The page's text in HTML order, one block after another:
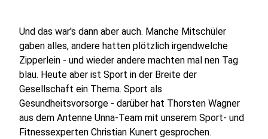
Und das war's dann aber auch. Manche Mitschüler
gaben alles, andere hatten plötzlich irgendwelche
Zipperlein - und wieder andere machten mal nen Tag
blau. Heute aber ist Sport in der Breite der
Gesellschaft ein Thema. Sport als
Gesundheitsvorsorge - darüber hat Thorsten Wagner
aus dem Antenne Unna-Team mit unserem Sport- und
Fitnessexperten Christian Kunert gesprochen.